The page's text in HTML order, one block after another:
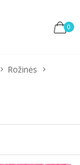
0
Rožinės